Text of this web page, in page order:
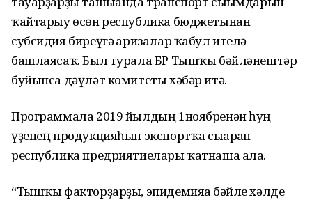
ҡайтарыу өсөн республика бюджетынан
субсидия биреүгә ғаризалар ҡабул ителә
башлаясаҡ. Был турала БР Тышҡы бәйләнештәр
буйынса дәүләт комитеты хәбәр итә.
Программала 2019 йылдың 1ноябренән һуң
үҙенең продукцияһын экспортҡа сығарған
республика предриятиелары ҡатнаша ала.
“Тышҡы факторҙарҙы, эпидемияға бәйле хәлде